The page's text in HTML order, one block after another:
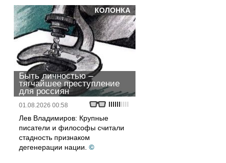
КОЛОНКА
Быть личностью –
тягчайшее преступление
для россиян
01.08.2026 00:58
Лев Владимиров: Крупные
писатели и философы считали
стадность признаком
дегенерации нации. ©